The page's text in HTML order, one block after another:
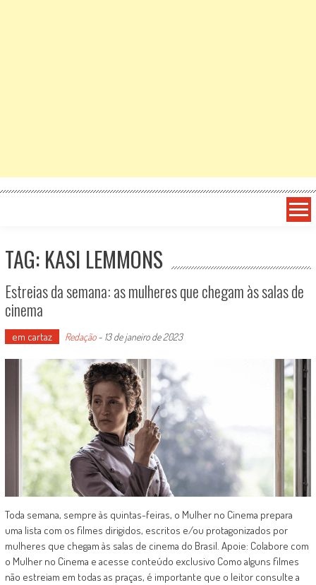
TAG: KASI LEMMONS
Estreias da semana: as mulheres que chegam às salas de
cinema
em cartaz Redação- 13 de janeiro de 2023
Toda semana, sempre às quintas-feiras, o Mulher no Cinema prepara
uma lista com os filmes dirigidos, escritos e/ou protagonizados por
mulheres que chegam às salas de cinema do Brasil. Apoie: Colabore com
o Mulher no Cinema e acesse conteúdo exclusivo Como alguns filmes
não estreiam em todas as praças, é importante que o leitor consulte a